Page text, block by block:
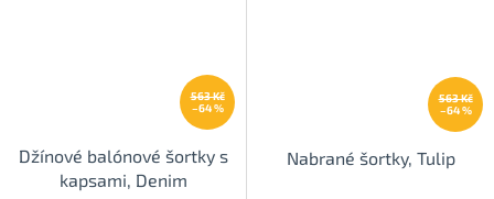
563 Kč
–64 %
Džínové balónové šortky s
kapsami, Denim
563 Kč
–64 %
Nabrané šortky, Tulip